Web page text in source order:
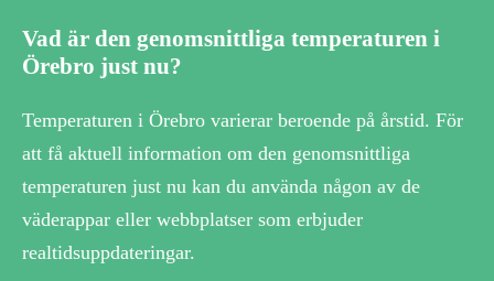
Vad är den genomsnittliga temperaturen i
Örebro just nu?
Temperaturen i Örebro varierar beroende på årstid. För
att få aktuell information om den genomsnittliga
temperaturen just nu kan du använda någon av de
väderappar eller webbplatser som erbjuder
realtidsuppdateringar.